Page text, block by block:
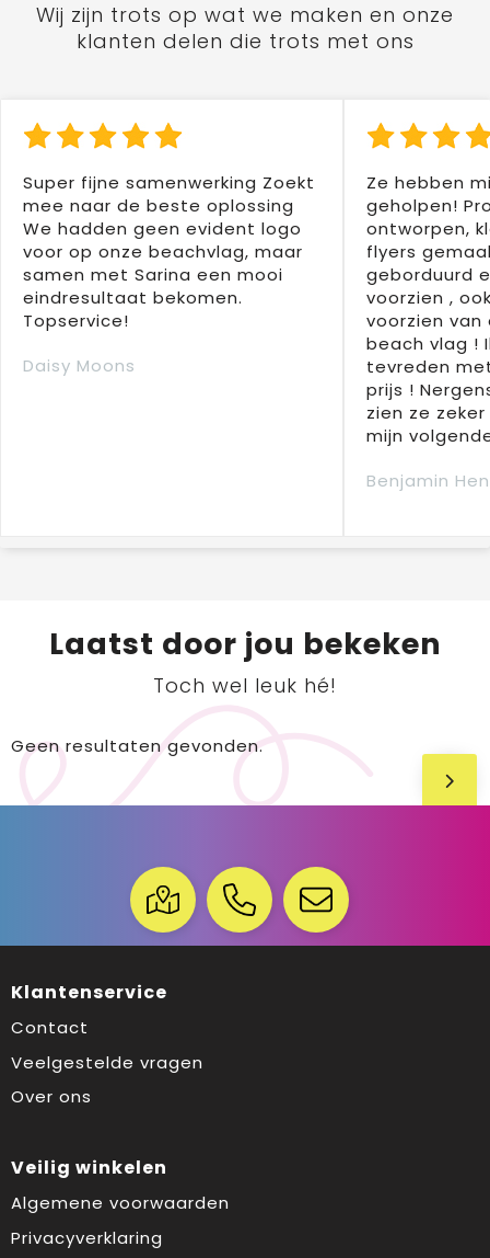
Wij zijn trots op wat we maken en onze
klanten delen die trots met ons
Super fijne samenwerking Zoekt
mee naar de beste oplossing
We hadden geen evident logo
voor op onze beachvlag, maar
samen met Sarina een mooi
eindresultaat bekomen.
Topservice!
Daisy Moons
Ze hebben
geholpen!
ontworpen,
flyers
geborduurd
voorzien ,
voorzien
beach vlag !
tevreden
prijs !
zien ze
mijn
Benjamin
Laatst door jou bekeken
Toch wel leuk hé!
Geen resultaten gevonden.
Klantenservice
Contact
Veelgestelde vragen
Over ons
Veilig winkelen
Algemene voorwaarden
Privacyverklaring